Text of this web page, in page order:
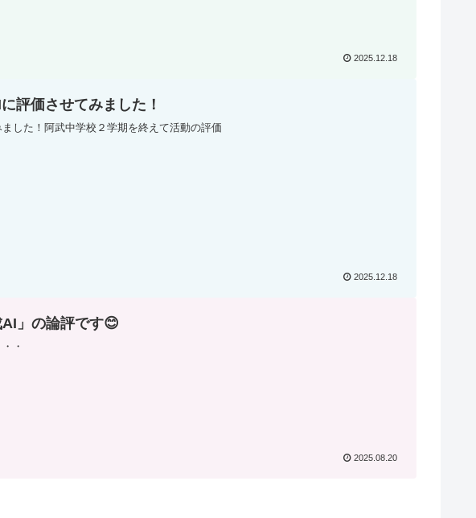
2025.12.18
評価させてみました！
した！阿武中学校２学期を終えて活動の評価
2025.12.18
」の論評です😊
・
2025.08.20